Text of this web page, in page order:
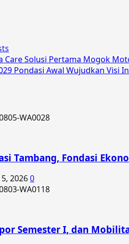
Care Solusi Pertama Mogok
Pondasi Awal Wujudkan Visi
Tambang, Fondasi
20260
Semester I, dan